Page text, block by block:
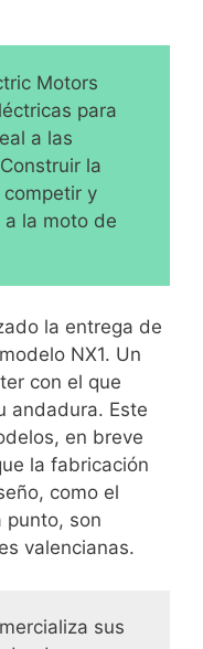
Motors
para
a las
la
y
la moto de
la entrega de
NX1. Un
con el que
andadura. Este
en breve
la fabricación
como el
punto, son
valencianas.
sus